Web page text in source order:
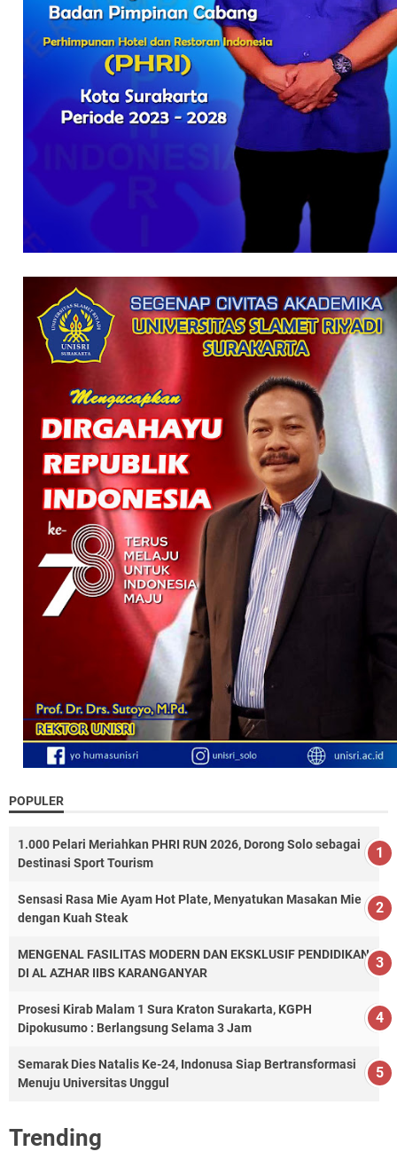
POPULER
1.000 Pelari Meriahkan PHRI RUN 2026, Dorong Solo sebagai
Destinasi Sport Tourism
Sensasi Rasa Mie Ayam Hot Plate, Menyatukan Masakan Mie
dengan Kuah Steak
MENGENAL FASILITAS MODERN DAN EKSKLUSIF PENDIDIKAN
DI AL AZHAR IIBS KARANGANYAR
Prosesi Kirab Malam 1 Sura Kraton Surakarta, KGPH
Dipokusumo : Berlangsung Selama 3 Jam
Semarak Dies Natalis Ke-24, Indonusa Siap Bertransformasi
Menuju Universitas Unggul
Trending